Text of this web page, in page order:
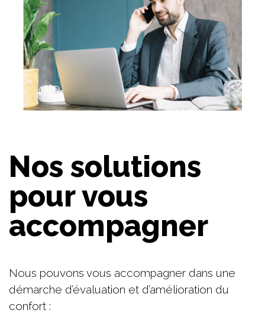
Nos solutions
pour vous
accompagner
Nous pouvons vous accompagner dans une
démarche d’évaluation et d’amélioration du
confort :